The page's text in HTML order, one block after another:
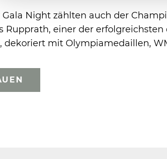
Night zählten auch der
Rupprath, einer der
dekoriert mit Olympiamedaillen,